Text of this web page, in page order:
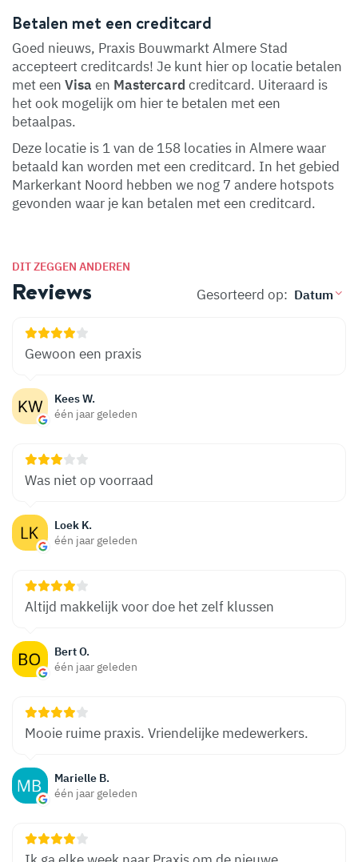
Betalen met een creditcard
Goed nieuws, Praxis Bouwmarkt Almere Stad
accepteert creditcards! Je kunt hier op locatie betalen
met een Visa en Mastercard creditcard. Uiteraard is
het ook mogelijk om hier te betalen met een
betaalpas.
Deze locatie is 1 van de 158 locaties in Almere waar
betaald kan worden met een creditcard. In het gebied
Markerkant Noord hebben we nog 7 andere hotspots
gevonden waar je kan betalen met een creditcard.
DIT ZEGGEN ANDEREN
Reviews Gesorteerd op:
Kees W.
één jaar geleden
Gewoon een praxis
Loek K.
één jaar geleden
Was niet op voorraad
Bert O.
één jaar geleden
Altijd makkelijk voor doe het zelf klussen
Marielle B.
één jaar geleden
Mooie ruime praxis. Vriendelijke medewerkers.